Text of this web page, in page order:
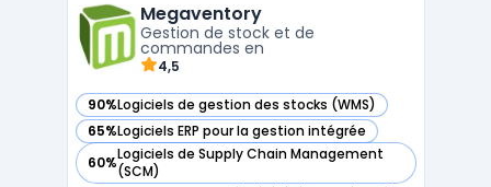
processus métier au sein d'une
architecture unifiée. ...
Megaventory
Gestion de stock et de
commandes en
4,5
90%Logiciels de gestion des stocks (WMS)
— voir Megaventory dans cette catégorie
65%Logiciels ERP pour la gestion intégrée
— voir Megaventory dans cette catégorie
60%Logiciels de Supply Chain Management
(SCM)
— voir Megaventory dans cette catégorie